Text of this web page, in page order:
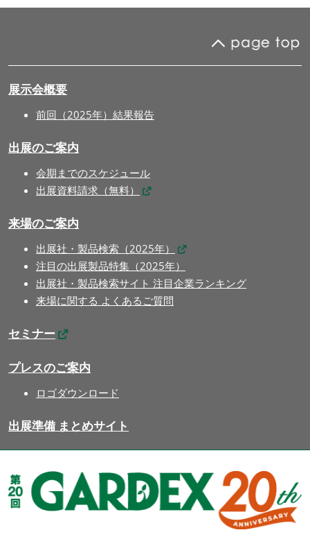
展示会概要
前回（2025年）結果報告
出展のご案内
会期までのスケジュール
出展資料請求（無料）
来場のご案内
出展社・製品検索（2025年）
注目の出展製品特集（2025年）
出展社・製品検索サイト 注目企業ランキング
来場に関する よくあるご質問
セミナー
プレスのご案内
ロゴダウンロード
出展準備 まとめサイト